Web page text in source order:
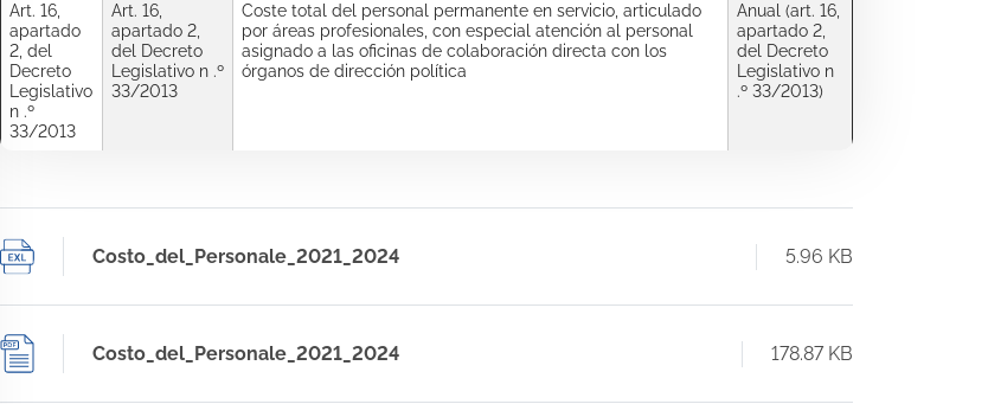
Art. 16,
apartado
2, del
Decreto
Legislativo
n .º
33/2013
Art. 16,
apartado 2,
del Decreto
Legislativo n .º
33/2013
Coste total del personal permanente en servicio, articulado
por áreas profesionales, con especial atención al personal
asignado a las oficinas de colaboración directa con los
órganos de dirección política
Anual (art. 16,
apartado 2,
del Decreto
Legislativo n
.º 33/2013)
Costo_del_Personale_2021_2024 5.96 KB
Costo_del_Personale_2021_2024 178.87 KB